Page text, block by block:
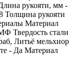
рукояти, мм -
Толщина рукояти
Материал
Твердость стали
Литьё мельхиор
- Да Материал